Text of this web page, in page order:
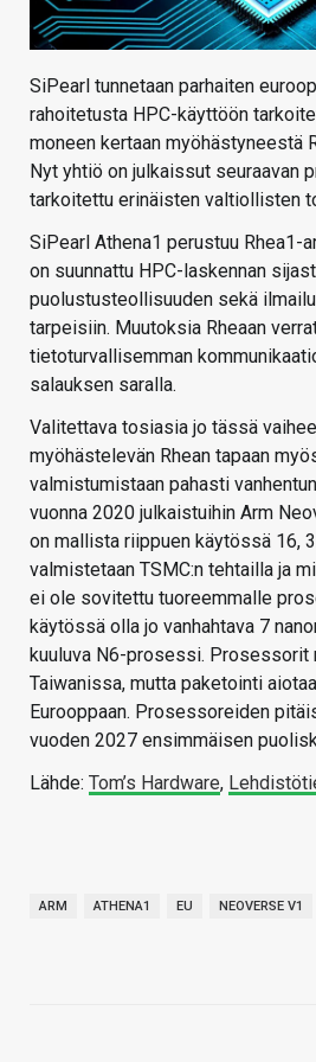
SiPearl tunnetaan parhaiten
rahoitetusta HPC-käyttöön
moneen kertaan myöhästyneestä
Nyt yhtiö on julkaissut seuraavan
tarkoitettu erinäisten valtiollisten
SiPearl Athena1 perustuu Rhea1-
on suunnattu HPC-laskennan
puolustusteollisuuden sekä
tarpeisiin. Muutoksia Rheaan
tietoturvallisemman
salauksen saralla.
Valitettava tosiasia jo tässä
myöhästelevän Rhean tapaan
valmistumistaan pahasti
vuonna 2020 julkaistuihin Arm
on mallista riippuen käytössä 16,
valmistetaan TSMC:n tehtailla ja
ei ole sovitettu tuoreemmalle
käytössä olla jo vanhahtava 7
kuuluva N6-prosessi. Prosessorit
Taiwanissa, mutta paketointi
Eurooppaan. Prosessoreiden
vuoden 2027 ensimmäisen
Lähde: Tom’s Hardware,
ARM ATHENA1 EU NEOVERSE V1